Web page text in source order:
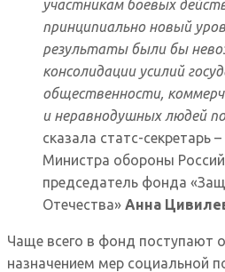
участникам боевых
принципиально новый
результаты были бы
консолидации усилий
общественности,
и неравнодушных людей
сказала статс-секретарь
Министра обороны
председатель фонда
Отечества» Анна
Чаще всего в фонд поступают
назначением мер социальной